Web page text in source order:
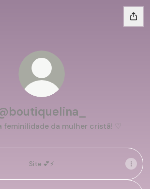
feminilidade da mulher cristã! ♡
Site 💕⚡️